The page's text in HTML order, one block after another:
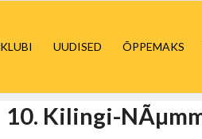
KLUBI UUDISED ÕPPEMAKS
10. Kilingi-